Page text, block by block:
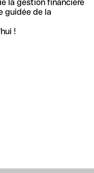
la gestion financière
guidée de la
!